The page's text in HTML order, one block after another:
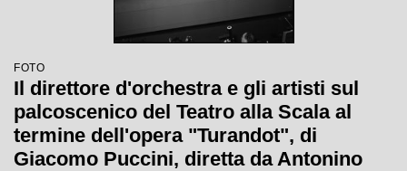
FOTO
Il direttore d'orchestra e gli artisti sul
palcoscenico del Teatro alla Scala al
termine dell'opera "Turandot", di
Giacomo Puccini, diretta da Antonino